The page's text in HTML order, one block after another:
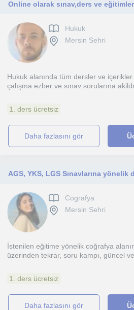
Online olarak sınav,ders ve
Hukuk
Mersin Sehri
Hukuk alanında tüm dersler ve
çalışma ezber ve sınav sorularına
1. ders ücretsiz
daha fazlasını gör
AGS, YKS, LGS Sınavlarına yönelik
Cografya
Mersin Sehri
İstenilen eğitime yönelik coğrafya
üzerinden tekrar, soru kampı, güncel
1. ders ücretsiz
daha fazlasını gör